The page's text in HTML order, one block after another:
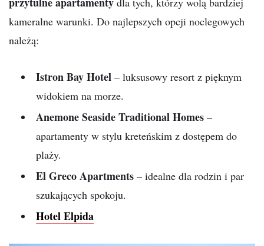
kameralne warunki. Do najlepszych opcji noclegowych
należą:
Istron Bay Hotel – luksusowy resort z pięknym
widokiem na morze.
Anemone Seaside Traditional Homes –
apartamenty w stylu kreteńskim z dostępem do
plaży.
El Greco Apartments – idealne dla rodzin i par
szukających spokoju.
Hotel Elpida